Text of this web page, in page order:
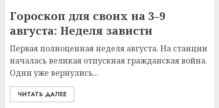
Гороскоп для своих на 3–9
августа: Неделя зависти
Первая полноценная неделя августа. На станции
началась великая отпускная гражданская война.
Одни уже вернулись...
ЧИТАТЬ ДАЛЕЕ